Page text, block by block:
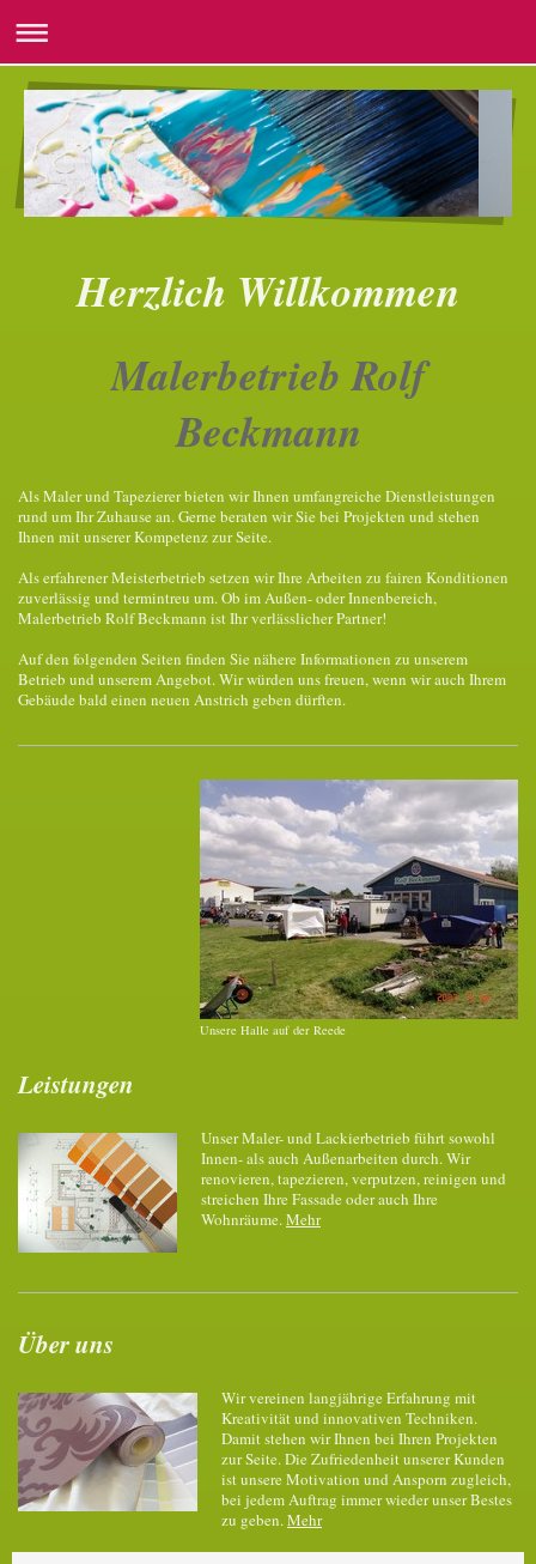
Herzlich Willkommen
Malerbetrieb Rolf
Beckmann
Als Maler und Tapezierer bieten wir Ihnen umfangreiche Dienstleistungen
rund um Ihr Zuhause an. Gerne beraten wir Sie bei Projekten und stehen
Ihnen mit unserer Kompetenz zur Seite.
Als erfahrener Meisterbetrieb setzen wir Ihre Arbeiten zu fairen Konditionen
zuverlässig und termintreu um. Ob im Außen- oder Innenbereich,
Malerbetrieb Rolf Beckmann ist Ihr verlässlicher Partner!
Auf den folgenden Seiten finden Sie nähere Informationen zu unserem
Betrieb und unserem Angebot. Wir würden uns freuen, wenn wir auch Ihrem
Gebäude bald einen neuen Anstrich geben dürften.
Unsere Halle auf der Reede
Leistungen
Unser Maler- und Lackierbetrieb führt sowohl
Innen- als auch Außenarbeiten durch. Wir
renovieren, tapezieren, verputzen, reinigen und
streichen Ihre Fassade oder auch Ihre
Wohnräume.Mehr
Über uns
Wir vereinen langjährige Erfahrung mit
Kreativität und innovativen Techniken.
Damit stehen wir Ihnen bei Ihren Projekten
zur Seite. Die Zufriedenheit unserer Kunden
ist unsere Motivation und Ansporn zugleich,
bei jedem Auftrag immer wieder unser Bestes
zu geben.Mehr